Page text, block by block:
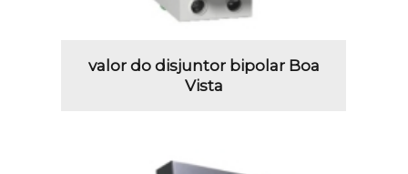
valor do disjuntor bipolar Boa
Vista